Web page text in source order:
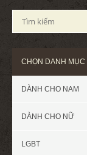
CHỌN DANH MỤC
DÀNH CHO NAM
DÀNH CHO NỮ
LGBT